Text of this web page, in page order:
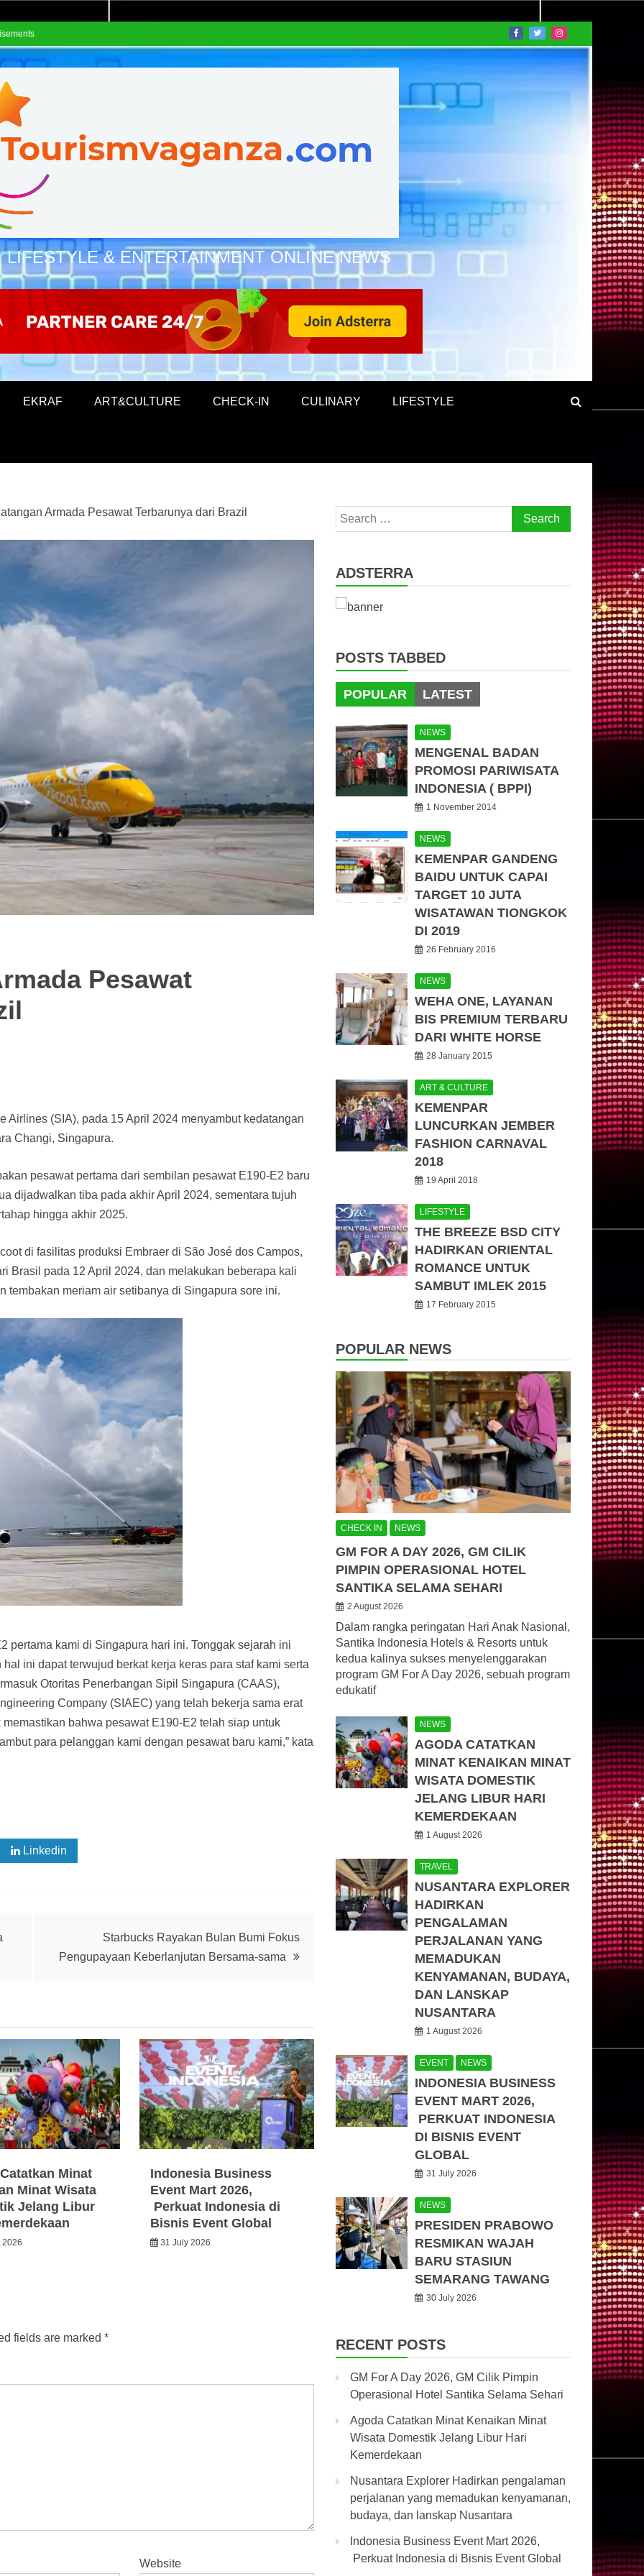
LIFESTYLE & ENTERTAINMENT ONLINE NEWS
EKRAF ART&CULTURE CHECK-IN CULINARY LIFESTYLE
Armada Pesawat Terbarunya dari Brazil
Pesawat
Airlines (SIA), pada 15 April 2024 menyambut kedatangan
Changi, Singapura.
pesawat pertama dari sembilan pesawat E190-E2 baru
dijadwalkan tiba pada akhir April 2024, sementara tujuh
hingga akhir 2025.
di fasilitas produksi Embraer di São José dos Campos,
Brasil pada 12 April 2024, dan melakukan beberapa kali
tembakan meriam air setibanya di Singapura sore ini.
pertama kami di Singapura hari ini. Tonggak sejarah ini
ini dapat terwujud berkat kerja keras para staf kami serta
Otoritas Penerbangan Sipil Singapura (CAAS),
Company (SIAEC) yang telah bekerja sama erat
bahwa pesawat E190-E2 telah siap untuk
para pelanggan kami dengan pesawat baru kami,” kata
Linkedin
Starbucks Rayakan Bulan Bumi Fokus
Pengupayaan Keberlanjutan Bersama-sama
Minat
Minat Wisata
Jelang Libur
2026
Indonesia Business
Event Mart 2026,
Perkuat Indonesia di
Bisnis Event Global
31 July 2026
fields are marked *
Website
Search
for:
ADSTERRA
POSTS TABBED
POPULAR LATEST
NEWS
MENGENAL BADAN
PROMOSI PARIWISATA
INDONESIA ( BPPI)
1 November 2014
NEWS
KEMENPAR GANDENG
BAIDU UNTUK CAPAI
TARGET 10 JUTA
WISATAWAN TIONGKOK
DI 2019
26 February 2016
NEWS
WEHA ONE, LAYANAN
BIS PREMIUM TERBARU
DARI WHITE HORSE
28 January 2015
ART & CULTURE
KEMENPAR
LUNCURKAN JEMBER
FASHION CARNAVAL
2018
19 April 2018
LIFESTYLE
THE BREEZE BSD CITY
HADIRKAN ORIENTAL
ROMANCE UNTUK
SAMBUT IMLEK 2015
17 February 2015
POPULAR NEWS
CHECK IN NEWS
GM FOR A DAY 2026, GM CILIK
PIMPIN OPERASIONAL HOTEL
SANTIKA SELAMA SEHARI
2 August 2026
Dalam rangka peringatan Hari Anak Nasional,
Santika Indonesia Hotels & Resorts untuk
kedua kalinya sukses menyelenggarakan
program GM For A Day 2026, sebuah program
edukatif
NEWS
AGODA CATATKAN
MINAT KENAIKAN MINAT
WISATA DOMESTIK
JELANG LIBUR HARI
KEMERDEKAAN
1 August 2026
TRAVEL
NUSANTARA EXPLORER
HADIRKAN
PENGALAMAN
PERJALANAN YANG
MEMADUKAN
KENYAMANAN, BUDAYA,
DAN LANSKAP
NUSANTARA
1 August 2026
EVENT NEWS
INDONESIA BUSINESS
EVENT MART 2026,
PERKUAT INDONESIA
DI BISNIS EVENT
GLOBAL
31 July 2026
NEWS
PRESIDEN PRABOWO
RESMIKAN WAJAH
BARU STASIUN
SEMARANG TAWANG
30 July 2026
RECENT POSTS
GM For A Day 2026, GM Cilik Pimpin
Operasional Hotel Santika Selama Sehari
Agoda Catatkan Minat Kenaikan Minat
Wisata Domestik Jelang Libur Hari
Kemerdekaan
Nusantara Explorer Hadirkan pengalaman
perjalanan yang memadukan kenyamanan,
budaya, dan lanskap Nusantara
Indonesia Business Event Mart 2026,
Perkuat Indonesia di Bisnis Event Global